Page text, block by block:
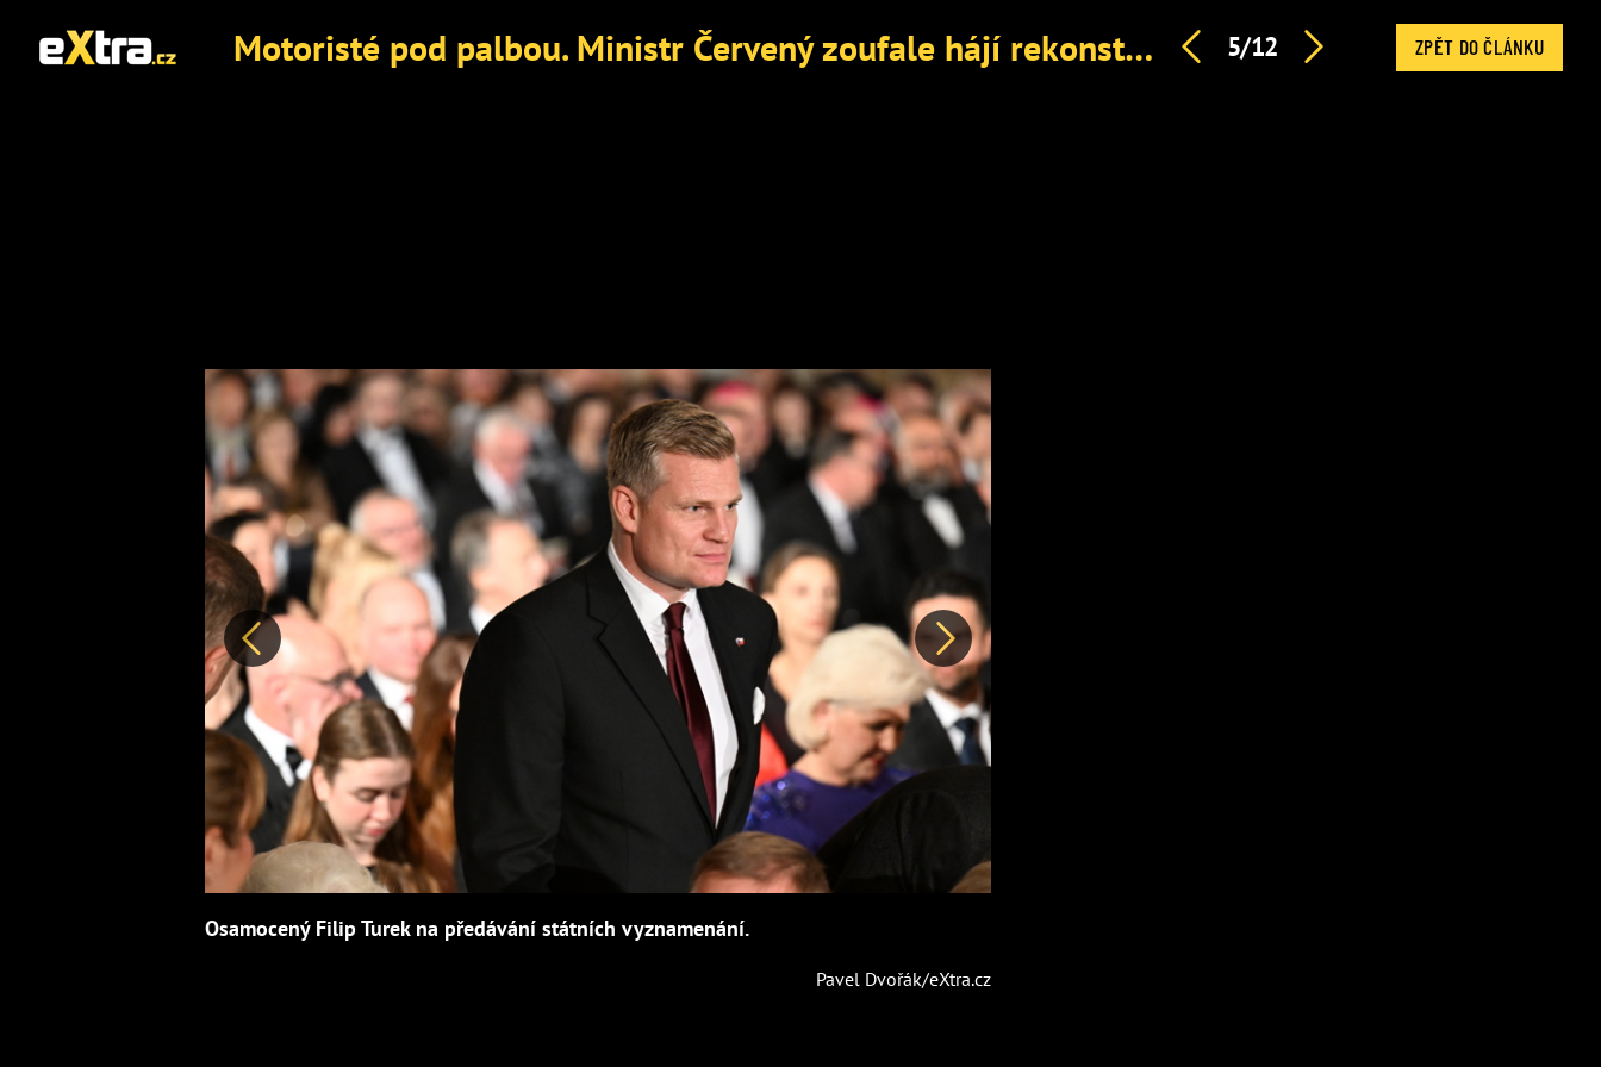
Motoristé pod palbou. Ministr Červený zoufale hájí rekonstrukci za miliony a vychvaluje Turka 5/12 ZPĚT DO ČLÁNKU
Předchozí Další
Osamocený Filip Turek na předávání státních vyznamenání.
Pavel Dvořák/eXtra.cz